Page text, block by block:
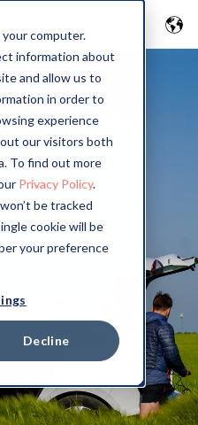
computer.
information about
and allow us to
in order to
experience
our visitors both
To find out more
Privacy Policy.
be tracked
cookie will be
your preference
Decline